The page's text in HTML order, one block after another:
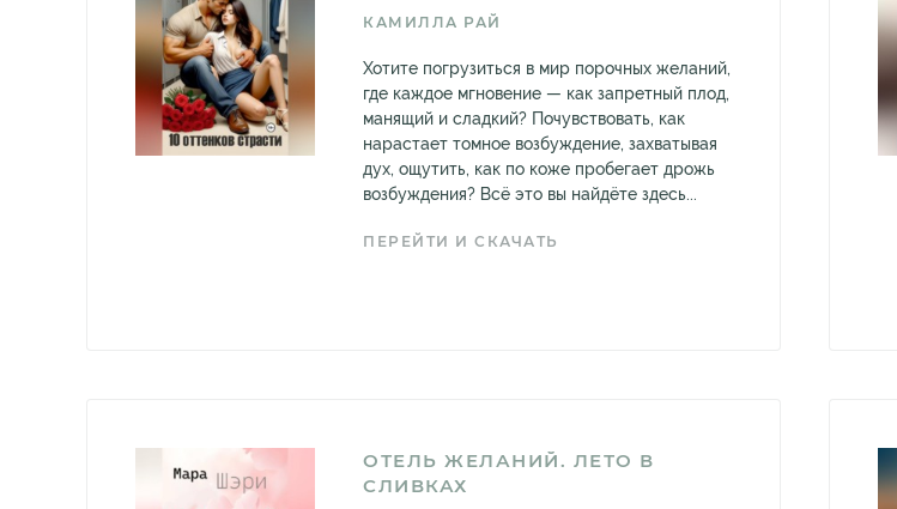
КАМИЛЛА РАЙ
Хотите погрузиться в мир порочных желаний,
где каждое мгновение — как запретный плод,
манящий и сладкий? Почувствовать, как
нарастает томное возбуждение, захватывая
дух, ощутить, как по коже пробегает дрожь
возбуждения? Всё это вы найдёте здесь...
ПЕРЕЙТИ И СКАЧАТЬ
ОТЕЛЬ ЖЕЛАНИЙ. ЛЕТО В
СЛИВКАХ